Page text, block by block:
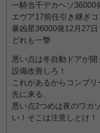
一騎当千デカヘソ36000
エヴア17前任引き継ぎ
暴凶星36000発12月27日
どれも一撃
悪い点は冬自動ドアが開
設備改善しろ！
これがあるからコンプ
先に来る、
悪い点2つめは夜のワカ
い！そこは注意しとけ！